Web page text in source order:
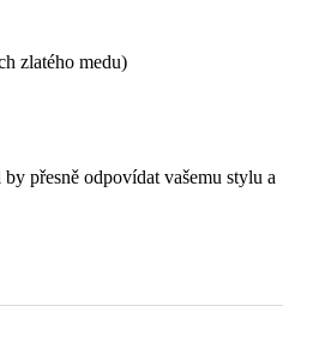
zlatého medu)
přesně odpovídat vašemu stylu a